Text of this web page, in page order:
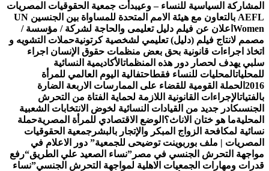
السياسية للنساء – وعيبدأت جمعية الحقوقيات المصريات
AEFL بالتعاون مع هيئة الامم المتحدة للمساواة بين الجنسين UN
اعلان عن فيلم دليل تعليمى والحاجة لشركة / مؤسسة /
لانتاج فيلم (دليل) تعليمي لشخصية كرتونيةحملات التشويه و
اجراءات قانونية بحق بعض منظمات حقوق الإنسان اجراء
يهدف لحصار دور هذه المنظماتالأكاديمية النسائية
المحليات للنساء فقطاحتفالية اليوم العالمي للمرأة
الحملة القومية للقضاء على الممارسات الاربعة الضارة
الإجراءات القانونية اللازمة لحماية الفتاة من التحرش
كادر جديد من القيادات النسائية لخوض الانتخابات الشعبية
ما هو ختان الاناث؟الوضع الاقتصادي للمرأة المصريةحملة
لمكافحة الزواج المبكر والإتجار بالبشرجمعية الحقوقيات
| ملف بوربوينت توضيحى للجمعية” دور الاعلام في
التحرش الجنسي في مصر” نساء الصعيد علي الطريق“رفع
ومهارات الجمعيات الاهلية لمواجهة التحرش الجنسي”نساء